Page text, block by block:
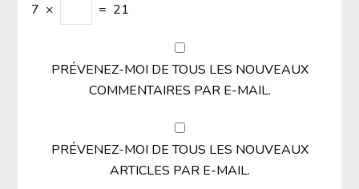
7 × = 21
PRÉVENEZ-MOI DE TOUS LES NOUVEAUX
COMMENTAIRES PAR E-MAIL.
PRÉVENEZ-MOI DE TOUS LES NOUVEAUX
ARTICLES PAR E-MAIL.